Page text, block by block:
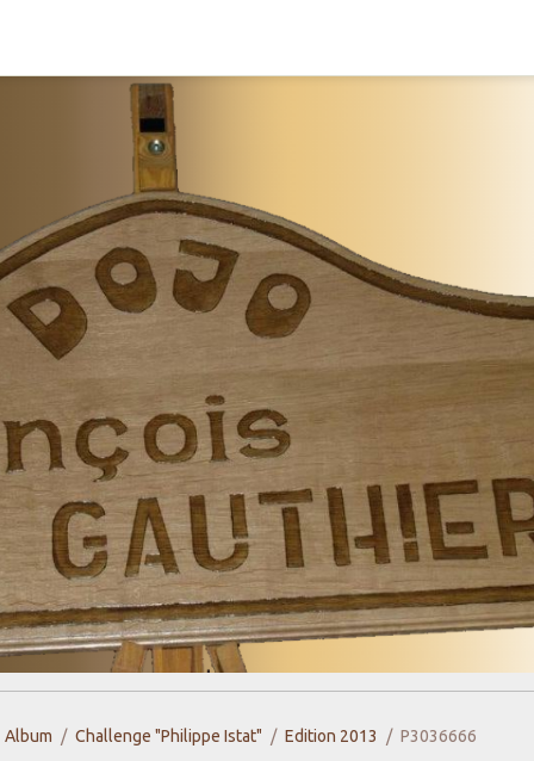
Album Challenge "Philippe Istat" Edition 2013 P3036666